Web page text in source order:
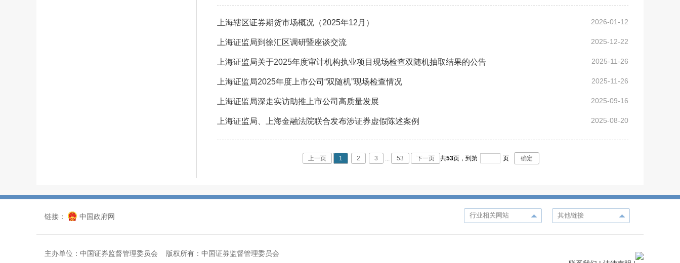
上海辖区证券期货市场概况（2025年12月） 2026-01-12
上海证监局到徐汇区调研暨座谈交流 2025-12-22
上海证监局关于2025年度审计机构执业项目现场检查双随机抽取结果的公告 2025-11-26
上海证监局2025年度上市公司“双随机”现场检查情况 2025-11-26
上海证监局深走实访助推上市公司高质量发展 2025-09-16
上海证监局、上海金融法院联合发布涉证券虚假陈述案例 2025-08-20
上一页 1 2 3 ... 53 下一页 共53页，到第 页 确定
链接： 中国政府网
主办单位：中国证券监督管理委员会 版权所有：中国证券监督管理委员会